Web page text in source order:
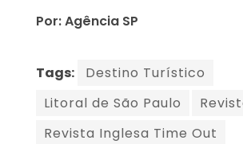
Por: Agência SP
Tags:
Destino Turístico
Litoral de São Paulo
Revista Inglesa Time Out